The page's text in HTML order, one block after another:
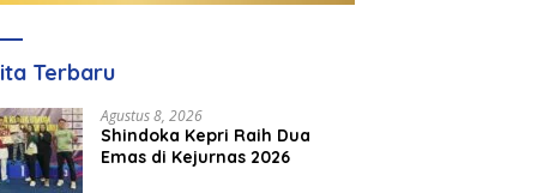
Terbaru
Agustus 8, 2026
Shindoka Kepri Raih Dua
Emas di Kejurnas 2026